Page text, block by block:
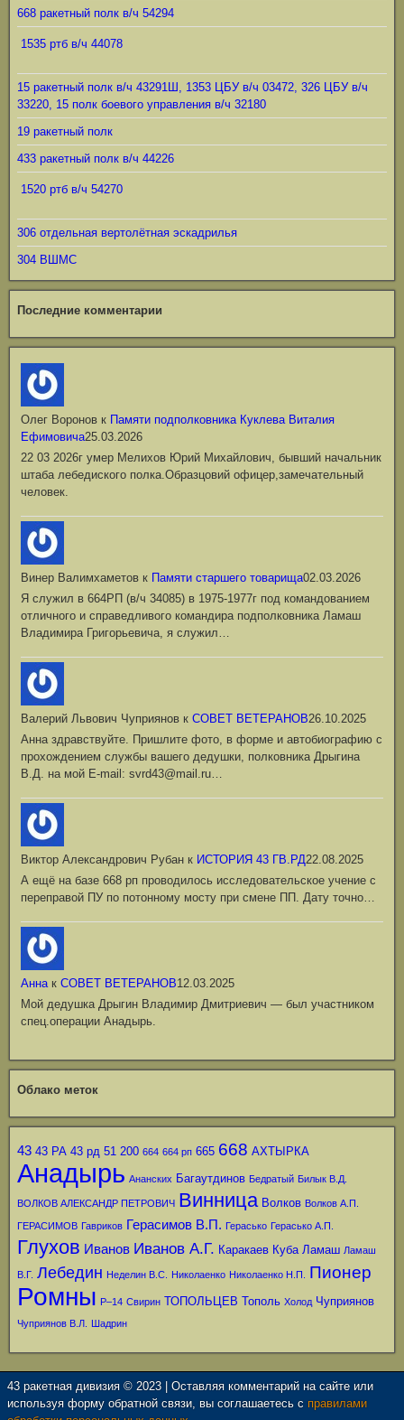
668 ракетный полк в/ч 54294
1535 ртб в/ч 44078
15 ракетный полк в/ч 43291Ш, 1353 ЦБУ в/ч 03472, 326 ЦБУ в/ч
33220, 15 полк боевого управления в/ч 32180
19 ракетный полк
433 ракетный полк в/ч 44226
1520 ртб в/ч 54270
306 отдельная вертолётная эскадрилья
304 ВШМС
Последние комментарии
Олег Воронов к Памяти подполковника Куклева Виталия
Ефимовича25.03.2026
22 03 2026г умер Мелихов Юрий Михайлович, бывший начальник
штаба лебедиского полка.Образцовий офицер,замечательный
человек.
Винер Валимхаметов к Памяти старшего товарища02.03.2026
Я служил в 664РП (в/ч 34085) в 1975-1977г под командованием
отличного и справедливого командира подполковника Ламаш
Владимира Григорьевича, я служил…
Валерий Львович Чуприянов к СОВЕТ ВЕТЕРАНОВ26.10.2025
Анна здравствуйте. Пришлите фото, в форме и автобиографию с
прохождением службы вашего дедушки, полковника Дрыгина
В.Д. на мой Е-mail: svrd43@mail.ru…
Виктор Александрович Рубан к ИСТОРИЯ 43 ГВ.РД22.08.2025
А ещё на базе 668 рп проводилось исследовательское учение с
переправой ПУ по потонному мосту при смене ПП. Дату точно…
Аннак СОВЕТ ВЕТЕРАНОВ12.03.2025
Мой дедушка Дрыгин Владимир Дмитриевич — был участником
спец.операции Анадырь.
Облако меток
43 43 РА 43 рд 51 200 664 664 рп 665 668 АХТЫРКА
Анадырь Ананских Багаутдинов Бедратый Билык В.Д.
ВОЛКОВ АЛЕКСАНДР ПЕТРОВИЧ Винница Волков Волков А.П.
ГЕРАСИМОВ Гавриков Герасимов В.П. Герасько Герасько А.П.
Глухов Иванов Иванов А.Г. Каракаев Куба Ламаш Ламаш
В.Г. Лебедин Неделин В.С. Николаенко Николаенко Н.П. Пионер
Ромны Р–14 Свирин ТОПОЛЬЦЕВ Тополь Холод Чуприянов
Чуприянов В.Л. Шадрин
43 ракетная дивизия © 2023 | Оставляя комментарий на сайте или
используя форму обратной связи, вы соглашаетесь с правилами